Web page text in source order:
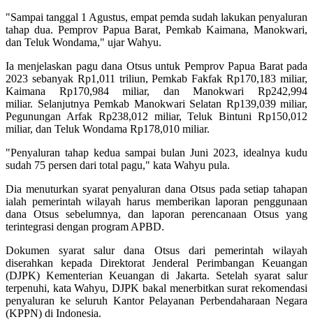
"Sampai tanggal 1 Agustus, empat pemda sudah lakukan penyaluran
tahap dua. Pemprov Papua Barat, Pemkab Kaimana, Manokwari,
dan Teluk Wondama," ujar Wahyu.
Ia menjelaskan pagu dana Otsus untuk Pemprov Papua Barat pada
2023 sebanyak Rp1,011 triliun, Pemkab Fakfak Rp170,183 miliar,
Kaimana Rp170,984 miliar, dan Manokwari Rp242,994
miliar. Selanjutnya Pemkab Manokwari Selatan Rp139,039 miliar,
Pegunungan Arfak Rp238,012 miliar, Teluk Bintuni Rp150,012
miliar, dan Teluk Wondama Rp178,010 miliar.
"Penyaluran tahap kedua sampai bulan Juni 2023, idealnya kudu
sudah 75 persen dari total pagu," kata Wahyu pula.
Dia menuturkan syarat penyaluran dana Otsus pada setiap tahapan
ialah pemerintah wilayah harus memberikan laporan penggunaan
dana Otsus sebelumnya, dan laporan perencanaan Otsus yang
terintegrasi dengan program APBD.
Dokumen syarat salur dana Otsus dari pemerintah wilayah
diserahkan kepada Direktorat Jenderal Perimbangan Keuangan
(DJPK) Kementerian Keuangan di Jakarta. Setelah syarat salur
terpenuhi, kata Wahyu, DJPK bakal menerbitkan surat rekomendasi
penyaluran ke seluruh Kantor Pelayanan Perbendaharaan Negara
(KPPN) di Indonesia.